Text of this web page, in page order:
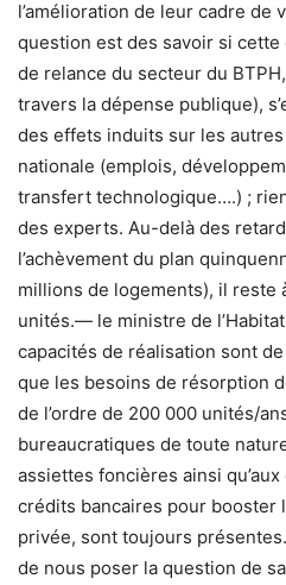
l’amélioration de leur cadre de
question est des savoir si
de relance du secteur du
travers la dépense publique),
des effets induits sur les autres
nationale (emplois,
transfert technologique….) ;
des experts. Au-delà des
l’achèvement du plan
millions de logements), il reste
unités.— le ministre de
capacités de réalisation sont
que les besoins de résorption
de l’ordre de 200 000 unités/
bureaucratiques de toute
assiettes foncières ainsi
crédits bancaires pour booster
privée, sont toujours
de nous poser la question de